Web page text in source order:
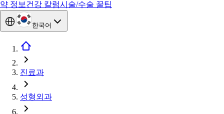
약 정보 건강 칼럼시술/수술 꿀팁
한국어
진료과
성형외과